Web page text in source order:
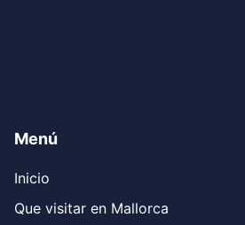
Menú
Inicio
Que visitar en Mallorca